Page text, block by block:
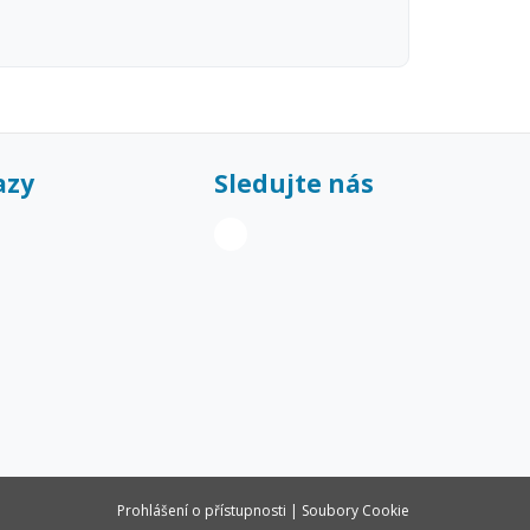
Sledujte nás
Prohlášení o přístupnosti | Soubory Cookie